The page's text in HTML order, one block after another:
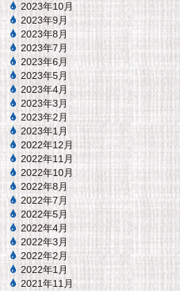
2023年10月
2023年9月
2023年8月
2023年7月
2023年6月
2023年5月
2023年4月
2023年3月
2023年2月
2023年1月
2022年12月
2022年11月
2022年10月
2022年8月
2022年7月
2022年5月
2022年4月
2022年3月
2022年2月
2022年1月
2021年11月